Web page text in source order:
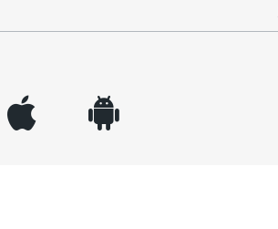
appleinc android